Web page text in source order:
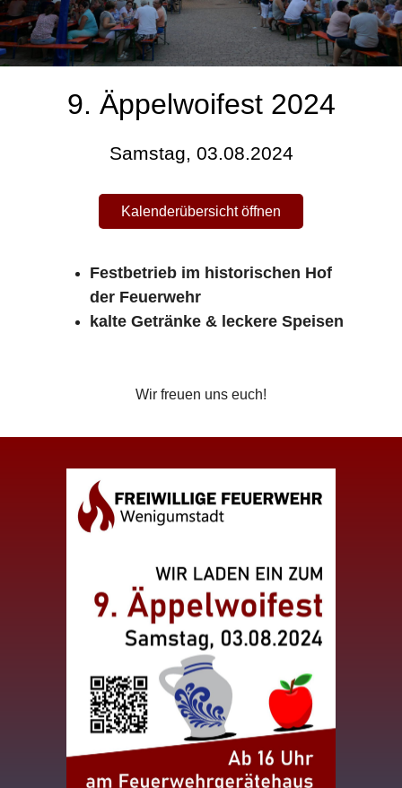
9. Äppelwoifest 2024
Samstag, 03.08.2024
Kalenderübersicht öffnen
Festbetrieb im historischen Hof
der Feuerwehr
kalte Getränke & leckere Speisen
Wir freuen uns euch!